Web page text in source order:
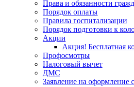
Права и обязанности
Порядок оплаты
Правила госпитализации
Порядок подготовки к
Акции
Акция! Бесплатная
Профосмотры
Налоговый вычет
ДМС
Заявление на оформление